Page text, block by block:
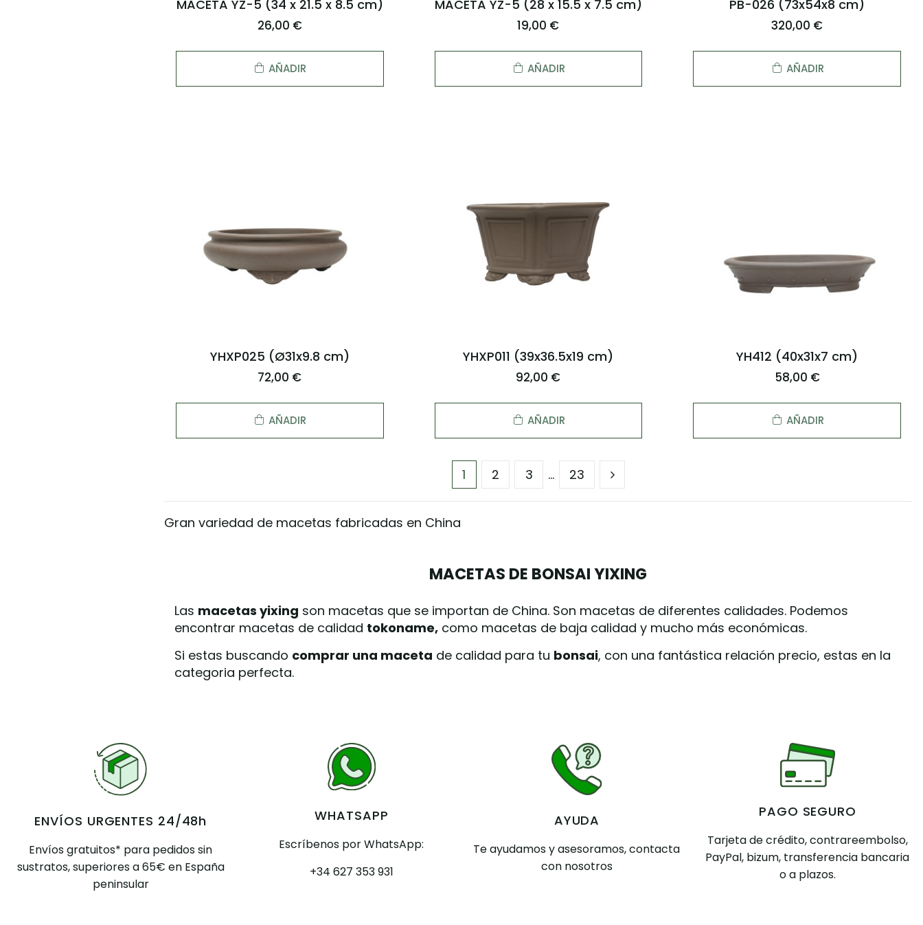
MACETA YZ-5 (34 x 21.5 x 8.5 cm)
26,00 €
AÑADIR
MACETA YZ-5 (28 x 15.5 x 7.5 cm)
19,00 €
AÑADIR
PB-026 (73x54x8 cm)
320,00 €
AÑADIR
YHXP025 (Ø31x9.8 cm)
72,00 €
AÑADIR
YHXP011 (39x36.5x19 cm)
92,00 €
AÑADIR
YH412 (40x31x7 cm)
58,00 €
AÑADIR
1 2 3 … 23
Gran variedad de macetas fabricadas en China
MACETAS DE BONSAI YIXING
Las macetas yixing son macetas que se importan de China. Son macetas de diferentes calidades. Podemos
encontrar macetas de calidad tokoname, como macetas de baja calidad y mucho más económicas.
Si estas buscando comprar una maceta de calidad para tu bonsai, con una fantástica relación precio, estas en la
categoria perfecta.
ENVÍOS URGENTES 24/48h
Envíos gratuitos* para pedidos sin
sustratos, superiores a 65€ en España
peninsular
WHATSAPP
Escríbenos por WhatsApp:
+34 627 353 931
AYUDA
Te ayudamos y asesoramos, contacta
con nosotros
PAGO SEGURO
Tarjeta de crédito, contrareembolso,
PayPal, bizum, transferencia bancaria
o a plazos.